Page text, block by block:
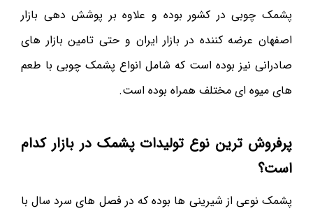
پشمک چوبی در کشور بوده و علاوه بر پوشش دهی بازار
اصفهان عرضه کننده در بازار ایران و حتی تامین بازار های
صادرانی نیز بوده است که شامل انواع پشمک چوبی با طعم
های میوه ای مختلف همراه بوده است.
پرفروش ترین نوع تولیدات پشمک در بازار کدام
است؟
پشمک نوعی از شیرینی ها بوده که در فصل های سرد سال با